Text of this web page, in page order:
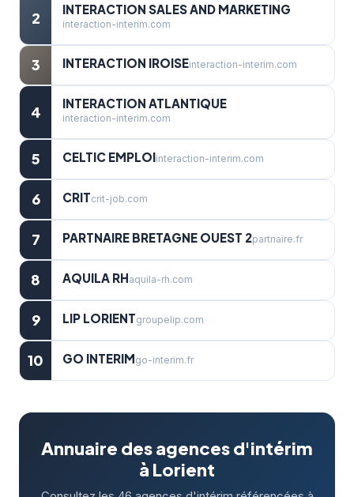
2 INTERACTION SALES AND MARKETING
interaction-interim.com
3 INTERACTION IROISEinteraction-interim.com
4 INTERACTION ATLANTIQUE
interaction-interim.com
5 CELTIC EMPLOIinteraction-interim.com
6 CRITcrit-job.com
7 PARTNAIRE BRETAGNE OUEST 2partnaire.fr
8 AQUILA RHaquila-rh.com
9 LIP LORIENTgroupelip.com
10 GO INTERIMgo-interim.fr
Annuaire des agences d'intérim
à Lorient